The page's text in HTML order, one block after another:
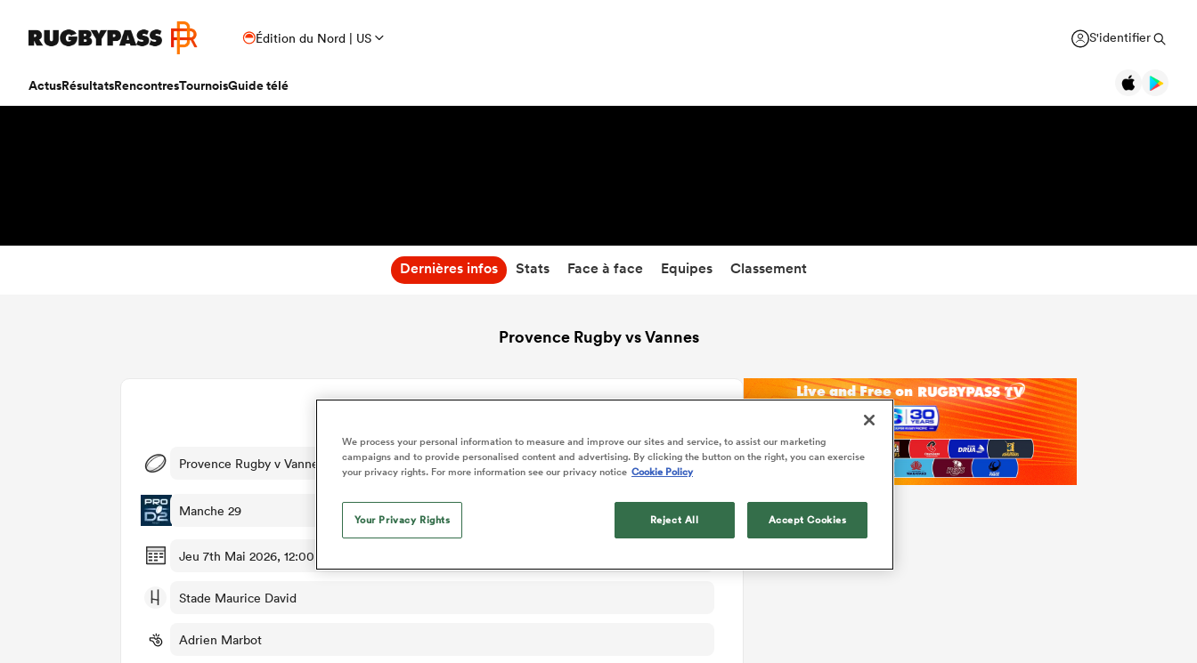
Édition du Nord | US S'identifier
ActusRésultatsRencontresTournoisGuide télé
Dernières infos Stats Face à face Equipes Classement
Provence Rugby vs Vannes
Provence Rugby v Vannes
Manche 29
Jeu 7th Mai 2026, 12:00pm PDT
Stade Maurice David
Adrien Marbot
We process your personal information to measure and improve our sites and service, to assist our marketing
campaigns and to provide personalised content and advertising. By clicking the button on the right, you can exercise
your privacy rights. For more information see our privacy notice Cookie Policy
Your Privacy Rights Reject All Accept Cookies